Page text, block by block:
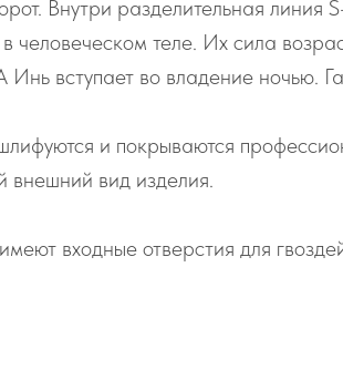
Внутри разделительная линия
человеческом теле. Их сила
Инь вступает во владение ночью.
и покрываются
внешний вид изделия.
входные отверстия для